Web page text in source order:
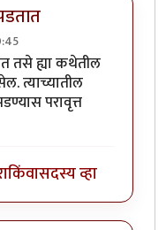
तसे ह्या कथेतील
त्याच्यातील
परावृत्त
किंवासदस्य व्हा